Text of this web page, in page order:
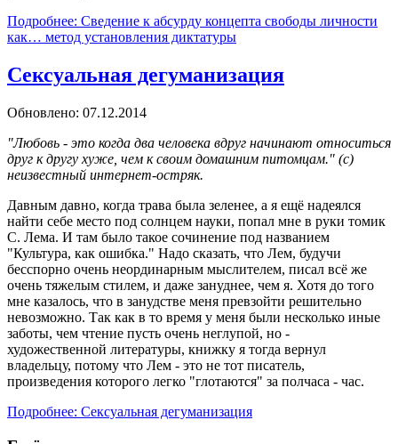
Подробнее: Сведение к абсурду концепта свободы личности
как… метод установления диктатуры
Сексуальная дегуманизация
Обновлено: 07.12.2014
"Любовь - это когда два человека вдруг начинают относиться
друг к другу хуже, чем к своим домашним питомцам." (с)
неизвестный интернет-остряк.
Давным давно, когда трава была зеленее, а я ещё надеялся
найти себе место под солнцем науки, попал мне в руки томик
С. Лема. И там было такое сочинение под названием
"Культура, как ошибка." Надо сказать, что Лем, будучи
бесспорно очень неординарным мыслителем, писал всё же
очень тяжелым стилем, и даже зануднее, чем я. Хотя до того
мне казалось, что в занудстве меня превзойти решительно
невозможно. Так как в то время у меня были несколько иные
заботы, чем чтение пусть очень неглупой, но -
художественной литературы, книжку я тогда вернул
владельцу, потому что Лем - это не тот писатель,
произведения которого легко "глотаются" за полчаса - час.
Подробнее: Сексуальная дегуманизация